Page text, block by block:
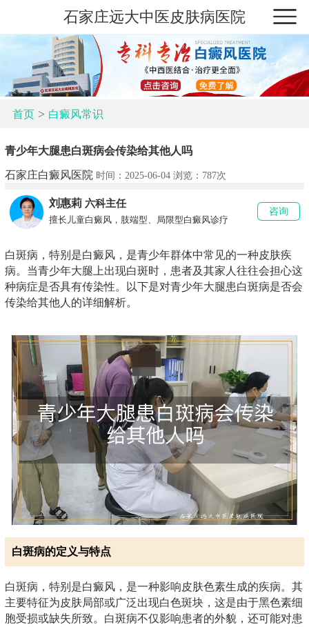
石家庄远大中医皮肤病医院
首页> 白癜风常识
青少年大腿患白斑病会传染给其他人吗
石家庄白癜风医院 时间：2025-06-04 浏览： 787次
刘惠莉 六科主任
擅长儿童白癜风，肢端型、局限型白癜风诊疗
咨询
白斑病，特别是白癜风，是青少年群体中常见的一种皮肤疾
病。当青少年大腿上出现白斑时，患者及其家人往往会担心这
种病症是否具有传染性。以下是对青少年大腿患白斑病是否会
传染给其他人的详细解析。
白斑病的定义与特点
白斑病，特别是白癜风，是一种影响皮肤色素生成的疾病。其
主要特征为皮肤局部或广泛出现白色斑块，这是由于黑色素细
胞受损或缺失所致。白斑病不仅影响患者的外貌，还可能对患